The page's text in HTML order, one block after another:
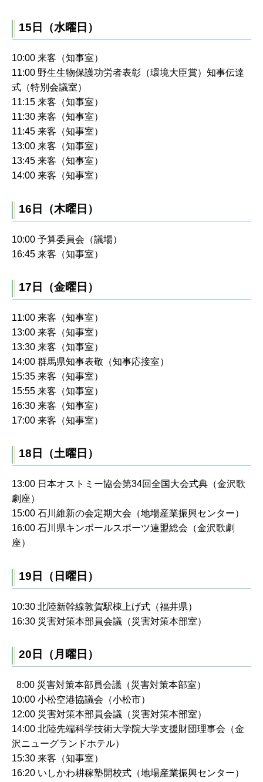
15日（水曜日）
10:00 来客（知事室）
11:00 野生生物保護功労者表彰（環境大臣賞）知事伝達
式（特別会議室）
11:15 来客（知事室）
11:30 来客（知事室）
11:45 来客（知事室）
13:00 来客（知事室）
13:45 来客（知事室）
14:00 来客（知事室）
16日（木曜日）
10:00 予算委員会（議場）
16:45 来客（知事室）
17日（金曜日）
11:00 来客（知事室）
13:00 来客（知事室）
13:30 来客（知事室）
14:00 群馬県知事表敬（知事応接室）
15:35 来客（知事室）
15:55 来客（知事室）
16:30 来客（知事室）
17:00 来客（知事室）
18日（土曜日）
13:00 日本オストミー協会第34回全国大会式典（金沢歌
劇座）
15:00 石川維新の会定期大会（地場産業振興センター）
16:00 石川県キンボールスポーツ連盟総会（金沢歌劇
座）
19日（日曜日）
10:30 北陸新幹線敦賀駅棟上げ式（福井県）
16:30 災害対策本部員会議（災害対策本部室）
20日（月曜日）
8:00 災害対策本部員会議（災害対策本部室）
10:00 小松空港協議会（小松市）
12:00 災害対策本部員会議（災害対策本部室）
14:00 北陸先端科学技術大学院大学支援財団理事会（金
沢ニューグランドホテル）
15:30 来客（知事室）
16:20 いしかわ耕稼塾開校式（地場産業振興センター）